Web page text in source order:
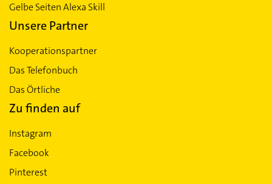
Gelbe Seiten Alexa Skill
Unsere Partner
Kooperationspartner
Das Telefonbuch
Das Örtliche
Zu finden auf
Instagram
Facebook
Pinterest